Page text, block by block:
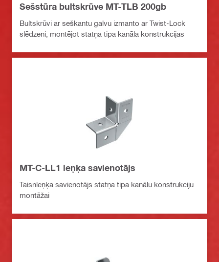
Sešstūra bultskrūve MT-TLB 200gb
Bultskrūvi ar seškantu galvu izmanto ar Twist-Lock
slēdzeni, montējot statņa tipa kanāla konstrukcijas
MT-C-LL1 leņķa savienotājs
Taisnleņķa savienotājs statņa tipa kanālu konstrukciju
montāžai